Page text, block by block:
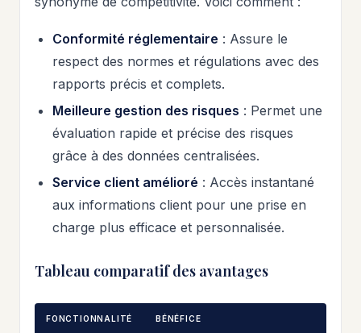
Conformité réglementaire : Assure le
respect des normes et régulations avec des
rapports précis et complets.
Meilleure gestion des risques : Permet une
évaluation rapide et précise des risques
grâce à des données centralisées.
Service client amélioré : Accès instantané
aux informations client pour une prise en
charge plus efficace et personnalisée.
Tableau comparatif des avantages
FONCTIONNALITÉ BÉNÉFICE